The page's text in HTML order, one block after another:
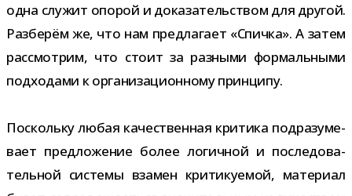
одна слу­жит опо­рой и дока­за­тель­ством для дру­гой.
Разберём же, что нам пред­ла­гает «Спичка». А затем
рас­смот­рим, что стоит за раз­ными фор­маль­ными
под­хо­дами к орга­ни­за­ци­он­ному принципу.
Поскольку любая каче­ствен­ная кри­тика под­ра­зу­ме­
вает пред­ло­же­ние более логич­ной и после­до­ва­
тель­ной системы вза­мен кри­ти­ку­е­мой, мате­риал